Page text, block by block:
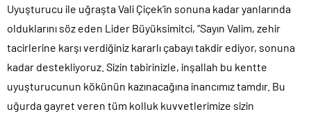
Uyuşturucu ile uğraşta Vali Çiçek’in sonuna kadar yanlarında
olduklarını söz eden Lider Büyüksimitci, “Sayın Valim, zehir
tacirlerine karşı verdiğiniz kararlı çabayı takdir ediyor, sonuna
kadar destekliyoruz. Sizin tabirinizle, inşallah bu kentte
uyuşturucunun kökünün kazınacağına inancımız tamdır. Bu
uğurda gayret veren tüm kolluk kuvvetlerimize sizin